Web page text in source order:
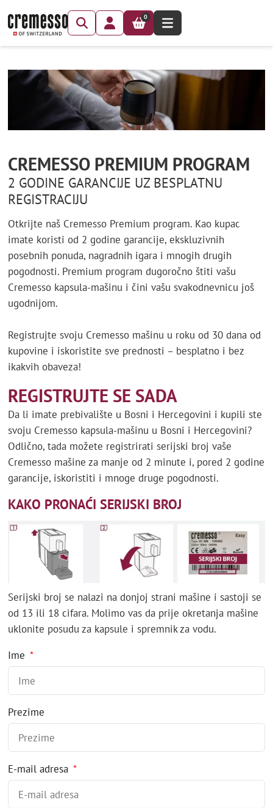
0
CREMESSO PREMIUM PROGRAM
2 GODINE GARANCIJE UZ BESPLATNU
REGISTRACIJU
Otkrijte naš Cremesso Premium program. Kao kupac
imate koristi od 2 godine garancije, ekskluzivnih
posebnih ponuda, nagradnih igara i mnogih drugih
pogodnosti. Premium program dugoročno štiti vašu
Cremesso kapsula-mašinu i čini vašu svakodnevnicu još
ugodnijom.
Registrujte svoju Cremesso mašinu u roku od 30 dana od
kupovine i iskoristite sve prednosti – besplatno i bez
ikakvih obaveza!
REGISTRUJTE SE SADA
Da li imate prebivalište u Bosni i Hercegovini i kupili ste
svoju Cremesso kapsula-mašinu u Bosni i Hercegovini?
Odlično, tada možete registrirati serijski broj vaše
Cremesso mašine za manje od 2 minute i, pored 2 godine
garancije, iskoristiti i mnoge druge pogodnosti.
KAKO PRONAĆI SERIJSKI BROJ
Serijski broj se nalazi na donjoj strani mašine i sastoji se
od 13 ili 18 cifara. Molimo vas da prije okretanja mašine
uklonite posudu za kapsule i spremnik za vodu.
Ime
Prezime
E-mail adresa